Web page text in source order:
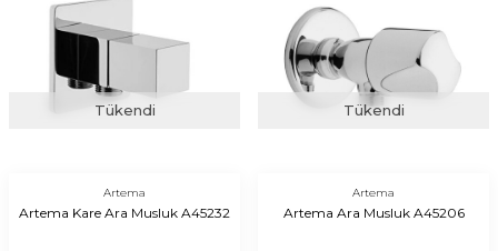
Tükendi
Artema
Artema Kare Ara Musluk A45232
Tükendi
Artema
Artema Ara Musluk A45206